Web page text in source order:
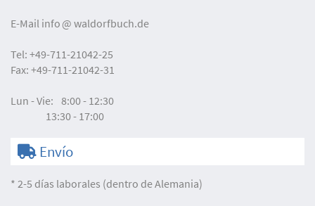
E-Mail info waldorfbuch.de
Tel: +49-711-21042-25
Fax: +49-711-21042-31
Lun - Vie: 8:00 - 12:30
13:30 - 17:00
Envío
* 2-5 días laborales (dentro de Alemania)